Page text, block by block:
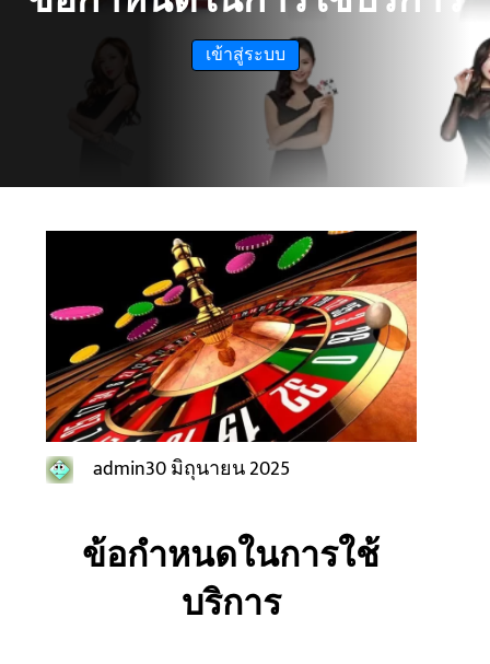
เข้าสู่ระบบ
admin30 มิถุนายน 2025
ข้อกำหนดในการใช้
บริการ